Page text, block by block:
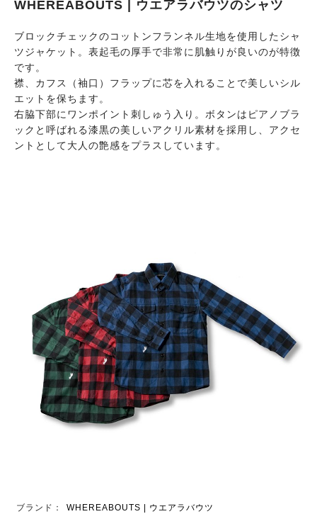
WHEREABOUTS | ウエアラバウツのシャツ
ブロックチェックのコットンフランネル生地を使用したシャ
ツジャケット。表起毛の厚手で非常に肌触りが良いのが特徴
です。
襟、カフス（袖口）フラップに芯を入れることで美しいシル
エットを保ちます。
右脇下部にワンポイント刺しゅう入り。ボタンはピアノブラ
ックと呼ばれる漆黒の美しいアクリル素材を採用し、アクセ
ントとして大人の艶感をプラスしています。
ブランド：
WHEREABOUTS | ウエアラバウツ